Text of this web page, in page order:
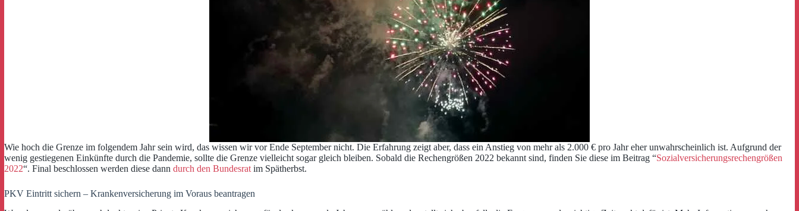
Wie hoch die Grenze im folgendem Jahr sein wird, das wissen wir vor Ende September nicht. Die Erfahrung zeigt aber, dass ein Anstieg von mehr als 2.000 € pro Jahr eher unwahrscheinlich ist. Aufgrund der
wenig gestiegenen Einkünfte durch die Pandemie, sollte die Grenze vielleicht sogar gleich bleiben. Sobald die Rechengrößen 2022 bekannt sind, finden Sie diese im Beitrag “Sozialversicherungsrechengrößen
2022“. Final beschlossen werden diese dann durch den Bundesrat im Spätherbst.
PKV Eintritt sichern – Krankenversicherung im Voraus beantragen